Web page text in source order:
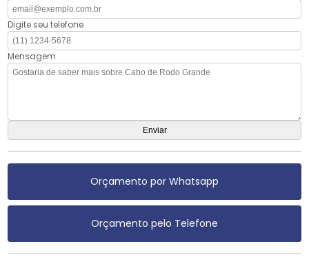
Digite seu telefone
Mensagem
Orçamento por Whatsapp
Orçamento pelo Telefone